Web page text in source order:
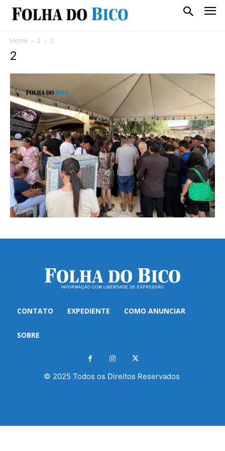
Home 2 2
2
CONTATO EXPEDIENTE COMO ANUNCIAR
SOBRE
© 2025 Todos os Direitos Reservados